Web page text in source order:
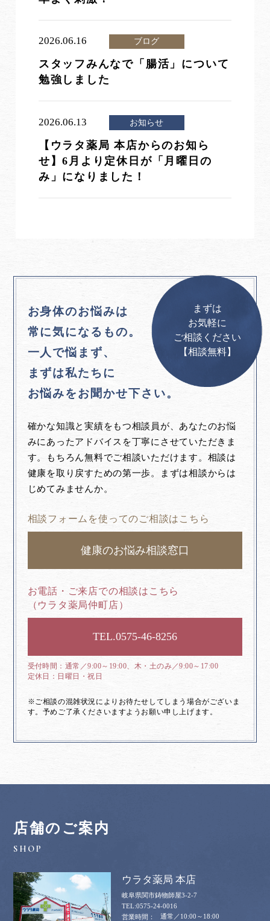
2026.06.16 ブログ
スタッフみんなで「腸活」について
勉強しました
2026.06.13 お知らせ
【ウラタ薬局 本店からのお知ら
せ】6月より定休日が「月曜日の
み」になりました！
お身体のお悩みは
常に気になるもの。
一人で悩まず、
まずは私たちに
お悩みをお聞かせ下さい。
確かな知識と実績をもつ相談員が、あなたのお悩
みにあったアドバイスを丁寧にさせていただきま
す。もちろん無料でご相談いただけます。相談は
健康を取り戻すための第一歩。まずは相談からは
じめてみませんか。
相談フォームを使ってのご相談はこちら
健康のお悩み相談窓口
お電話・ご来店での相談はこちら
（ウラタ薬局仲町店）
0575-46-8256
通常／9:00～19:00、木・土のみ／9:00～17:00
日曜日・祝日
※ご相談の混雑状況によりお待たせしてしまう場合がございま
す。予めご了承くださいますようお願い申し上げます。
まずは
お気軽に
ご相談ください
【相談無料】
店舗のご案内
ウラタ薬局 本店
岐阜県関市鋳物師屋3-2-7
0575-24-0016
通常／10:00～18:00